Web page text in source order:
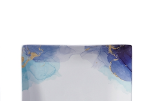
Beyaz Eşya
Mobilya